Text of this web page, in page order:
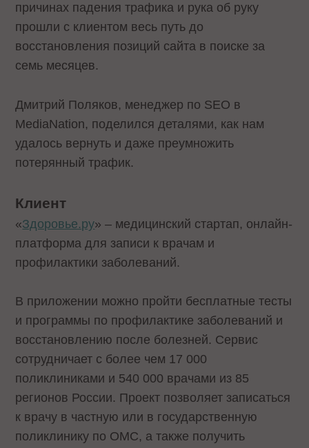
причинах падения трафика и рука об руку
прошли с клиентом весь путь до
восстановления позиций сайта в поиске за
семь месяцев.
Дмитрий Поляков, менеджер по SEO в
MediaNation, поделился деталями, как нам
удалось вернуть и даже преумножить
потерянный трафик.
Клиент
«Здоровье.ру» – медицинский стартап, онлайн-
платформа для записи к врачам и
профилактики заболеваний.
В приложении можно пройти бесплатные тесты
и программы по профилактике заболеваний и
восстановлению после болезней. Сервис
сотрудничает с более чем 17 000
поликлиниками и 540 000 врачами из 85
регионов России. Проект позволяет записаться
к врачу в частную или в государственную
поликлинику по ОМС, а также получить